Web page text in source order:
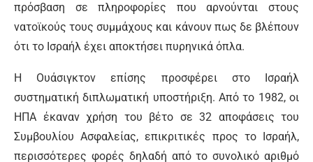
πρόσβαση σε πληροφορίες που αρνούνται στους
νατοϊκούς τους συμμάχους και κάνουν πως δε βλέπουν
ότι το Ισραήλ έχει αποκτήσει πυρηνικά όπλα.
Η Ουάσιγκτον επίσης προσφέρει στο Ισραήλ
συστηματική διπλωματική υποστήριξη. Από το 1982, οι
ΗΠΑ έκαναν χρήση του βέτο σε 32 αποφάσεις του
Συμβουλίου Ασφαλείας, επικριτικές προς το Ισραήλ,
περισσότερες φορές δηλαδή από το συνολικό αριθμό